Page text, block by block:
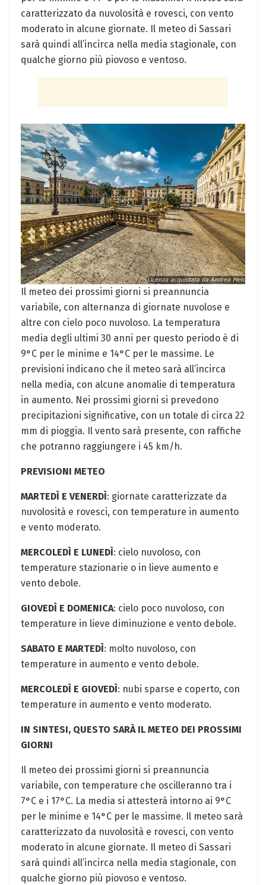
caratterizzato da nuvolosità e rovesci, con vento
moderato in alcune giornate. Il meteo di Sassari
sarà quindi all’incirca nella media stagionale, con
qualche giorno più piovoso e ventoso.
Il meteo dei prossimi giorni si preannuncia
variabile, con alternanza di giornate nuvolose e
altre con cielo poco nuvoloso. La temperatura
media degli ultimi 30 anni per questo periodo è di
9°C per le minime e 14°C per le massime. Le
previsioni indicano che il meteo sarà all’incirca
nella media, con alcune anomalie di temperatura
in aumento. Nei prossimi giorni si prevedono
precipitazioni significative, con un totale di circa 22
mm di pioggia. Il vento sarà presente, con raffiche
che potranno raggiungere i 45 km/h.
PREVISIONI METEO
MARTEDÌ E VENERDÌ: giornate caratterizzate da
nuvolosità e rovesci, con temperature in aumento
e vento moderato.
MERCOLEDÌ E LUNEDÌ: cielo nuvoloso, con
temperature stazionarie o in lieve aumento e
vento debole.
GIOVEDÌ E DOMENICA: cielo poco nuvoloso, con
temperature in lieve diminuzione e vento debole.
SABATO E MARTEDÌ: molto nuvoloso, con
temperature in aumento e vento debole.
MERCOLEDÌ E GIOVEDÌ: nubi sparse e coperto, con
temperature in aumento e vento moderato.
IN SINTESI, QUESTO SARÀ IL METEO DEI PROSSIMI
GIORNI
Il meteo dei prossimi giorni si preannuncia
variabile, con temperature che oscilleranno tra i
7°C e i 17°C. La media si attesterà intorno ai 9°C
per le minime e 14°C per le massime. Il meteo sarà
caratterizzato da nuvolosità e rovesci, con vento
moderato in alcune giornate. Il meteo di Sassari
sarà quindi all’incirca nella media stagionale, con
qualche giorno più piovoso e ventoso.